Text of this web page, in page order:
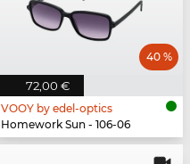
72,00 €
40 %
VOOY by edel-optics
Homework Sun - 106-06